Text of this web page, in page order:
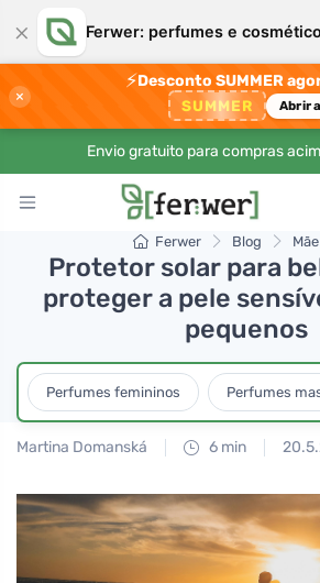
× Ferwer: perfumes e
×
⚡Desconto SUMMER
SUMMER Abrir
Envio gratuito para compras
Ferwer Blog
Protetor solar para
proteger a pele
pequenos
Perfumes femininos Perfumes
Martina Domanská 6 min